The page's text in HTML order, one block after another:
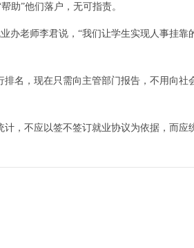
助”他们落户，无可指责。
老师李君说，“我们让学生实现人事挂靠
名，现在只需向主管部门报告，不用向社
，不应以签不签订就业协议为依据，而应